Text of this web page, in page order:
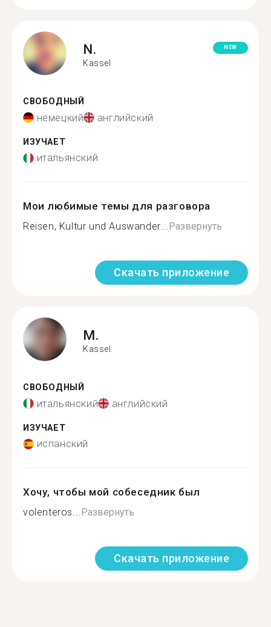
N.
Kassel
NEW
СВОБОДНЫЙ
немецкий английский
ИЗУЧАЕТ
итальянский
Мои любимые темы для разговора
Reisen, Kultur und Auswander...Развернуть
Скачать приложение
M.
Kassel
СВОБОДНЫЙ
итальянский английский
ИЗУЧАЕТ
испанский
Хочу, чтобы мой собеседник был
volenteros...Развернуть
Скачать приложение